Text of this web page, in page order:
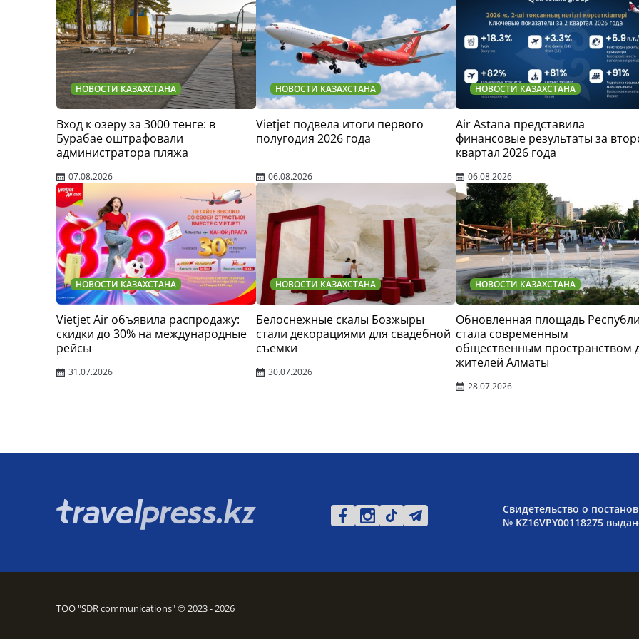
НОВОСТИ КАЗАХСТАНА
Вход к озеру за 3000 тенге: в
Бурабае оштрафовали
администратора пляжа
07.08.2026
НОВОСТИ КАЗАХСТАНА
Vietjet подвела итоги первого
полугодия 2026 года
06.08.2026
НОВОСТИ КАЗАХСТАНА
Air Astana представила
финансовые результаты за
квартал 2026 года
06.08.2026
НОВОСТИ КАЗАХСТАНА
Vietjet Air объявила распродажу:
скидки до 30% на международные
рейсы
31.07.2026
НОВОСТИ КАЗАХСТАНА
Белоснежные скалы Бозжыры
стали декорациями для свадебной
съемки
30.07.2026
НОВОСТИ КАЗАХСТАНА
Обновленная площадь
стала современным
общественным пространством
жителей Алматы
28.07.2026
Свидетельство о
№ KZ16VPY00118275
ТОО "SDR communications" © 2023 - 2026